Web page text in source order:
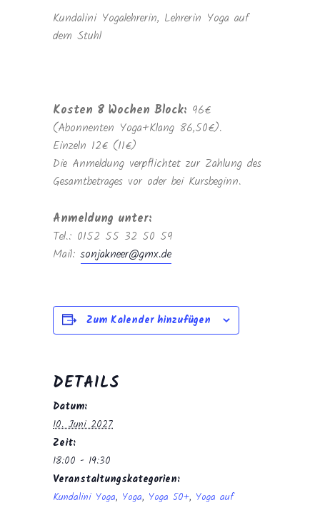
Kundalini Yogalehrerin, Lehrerin Yoga auf
dem Stuhl
Kosten 8 Wochen Block: 96€
(Abonnenten Yoga+Klang 86,50€).
Einzeln 12€ (11€)
Die Anmeldung verpflichtet zur Zahlung des
Gesamtbetrages vor oder bei Kursbeginn.
Anmeldung unter:
Tel.: 0152 55 32 50 59
Mail:sonjakneer@gmx.de
Zum Kalender hinzufügen
DETAILS
Datum:
10. Juni 2027
Zeit:
18:00 - 19:30
Veranstaltungskategorien:
Kundalini Yoga, Yoga, Yoga 50+, Yoga auf